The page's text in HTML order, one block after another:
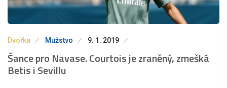
Dvořka Mužstvo 9. 1. 2019
Šance pro Navase. Courtois je zraněný, zmešká
Betis i Sevillu